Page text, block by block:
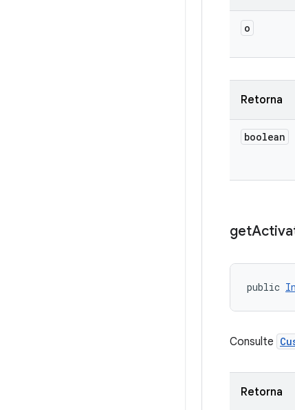
o
Retorna
boolean
get
public
Consulte
Retorna